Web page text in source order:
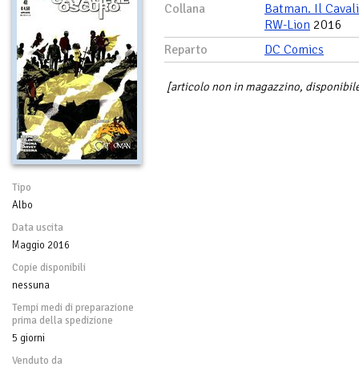
Tipo
Albo
Data uscita
Maggio 2016
Copie disponibili
nessuna
Tempi medi di preparazione
prima della spedizione
5 giorni
Venduto da
Collana
Batman. Il
RW-Lion 2016
Reparto
DC Comics
[articolo non in magazzino,